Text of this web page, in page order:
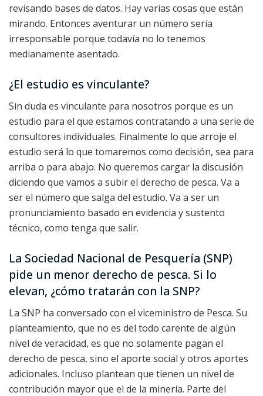
revisando bases de datos. Hay varias cosas que están
mirando. Entonces aventurar un número sería
irresponsable porque todavía no lo tenemos
medianamente asentado.
¿El estudio es vinculante?
Sin duda es vinculante para nosotros porque es un
estudio para el que estamos contratando a una serie de
consultores individuales. Finalmente lo que arroje el
estudio será lo que tomaremos como decisión, sea para
arriba o para abajo. No queremos cargar la discusión
diciendo que vamos a subir el derecho de pesca. Va a
ser el número que salga del estudio. Va a ser un
pronunciamiento basado en evidencia y sustento
técnico, como tenga que salir.
La Sociedad Nacional de Pesquería (SNP)
pide un menor derecho de pesca. Si lo
elevan, ¿cómo tratarán con la SNP?
La SNP ha conversado con el viceministro de Pesca. Su
planteamiento, que no es del todo carente de algún
nivel de veracidad, es que no solamente pagan el
derecho de pesca, sino el aporte social y otros aportes
adicionales. Incluso plantean que tienen un nivel de
contribución mayor que el de la minería. Parte del